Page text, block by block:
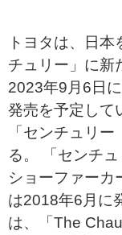
トヨタは、日
チュリー」に新
2023年9月6日
発売を予定して
「センチュリ
る。 「センチ
ショーファーカ
は2018年6月に
は、「The